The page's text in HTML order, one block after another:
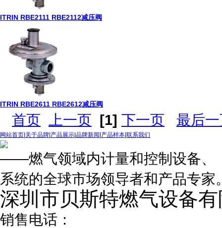
ITRIN RBE2111 RBE2112减压阀
ITRIN RBE2611 RBE2612减压阀
首页 上一页 [1] 下一页 最后
网站首页 关于品牌 产品展示 品牌新闻 产品样本 联系我们
——燃气领域内计量和控制设备、
系统的全球市场领导者和产品专家
深圳市贝斯特燃气设备
销售电话：